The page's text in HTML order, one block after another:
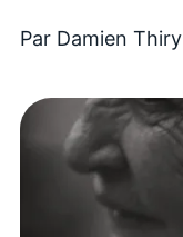
Par Damien Thiry